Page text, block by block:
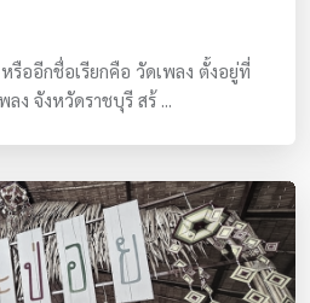
ออีกชื่อเรียกคือ วัดเพลง ตั้งอยู่ที่
ง จังหวัดราชบุรี สร้ ...